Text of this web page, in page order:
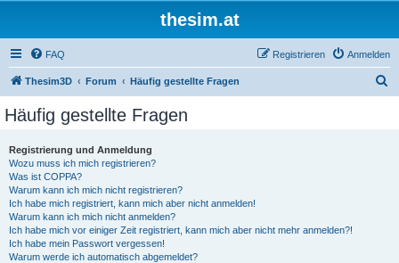
thesim.at
FAQ Anmelden
Registrieren
Thesim3D Forum Häufig gestellte Fragen
Häufig gestellte Fragen
Registrierung und Anmeldung
Wozu muss ich mich registrieren?
Was ist COPPA?
Warum kann ich mich nicht registrieren?
Ich habe mich registriert, kann mich aber nicht anmelden!
Warum kann ich mich nicht anmelden?
Ich habe mich vor einiger Zeit registriert, kann mich aber nicht mehr anmelden?!
Ich habe mein Passwort vergessen!
Warum werde ich automatisch abgemeldet?